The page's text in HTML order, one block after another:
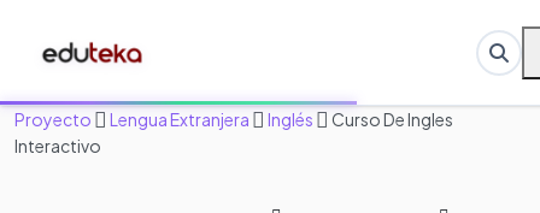
Proyecto Lengua Extranjera Inglés
Curso De Ingles
Interactivo